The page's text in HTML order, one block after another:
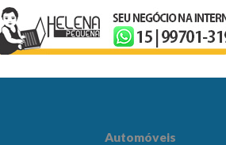
Automóveis